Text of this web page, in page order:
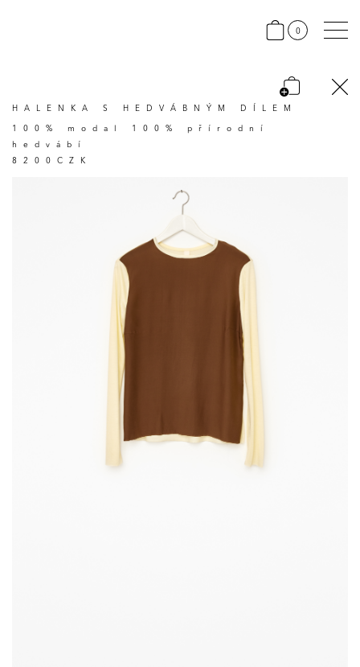
0
HALENKA S HEDVÁBNÝM DÍLEM
100% modal 100% přírodní
hedvábí
8200CZK